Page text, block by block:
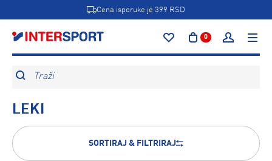
Cena isporuke je 399 RSD
0
Traži
LEKI
SORTIRAJ & FILTRIRAJ